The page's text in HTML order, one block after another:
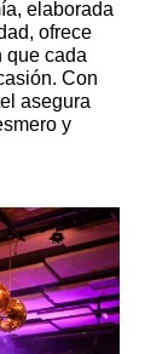
elaborada
ofrece
que cada
Con
asegura
y